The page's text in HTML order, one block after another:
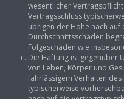
wesentlicher
Vertragsschluss
übrigen der Höhe nach auf
Durchschnittsschäden
Folgeschäden wie
Die Haftung ist gegenüber
von Leben, Körper und
fahrlässigem Verhalten
typischerweise